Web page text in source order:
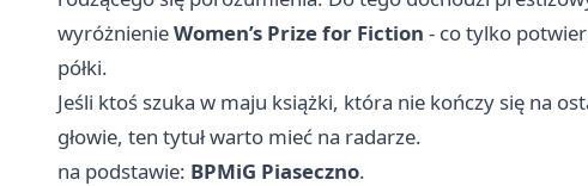
wyróżnienieWomen’s Prize for Fiction - co tylko
półki.
Jeśli ktoś szuka w maju książki, która nie kończy się na
głowie, ten tytuł warto mieć na radarze.
na podstawie: BPMiG Piaseczno.